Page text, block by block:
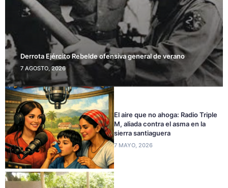
Derrota Ejército Rebelde ofensiva general de verano
7 AGOSTO, 2026
El aire que no ahoga: Radio Triple
M, aliada contra el asma en la
sierra santiaguera
7 MAYO, 2026